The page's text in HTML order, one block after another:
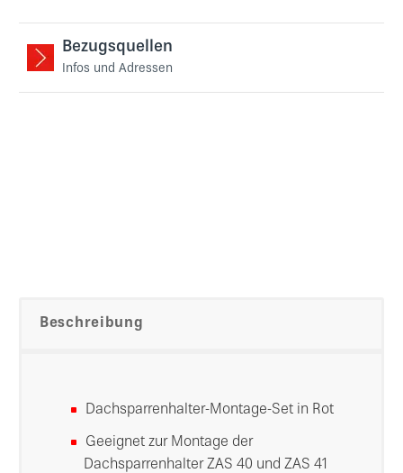
Bezugsquellen
Infos und Adressen
Beschreibung
Dachsparrenhalter-Montage-Set in Rot
Geeignet zur Montage der
Dachsparrenhalter ZAS 40 und ZAS 41